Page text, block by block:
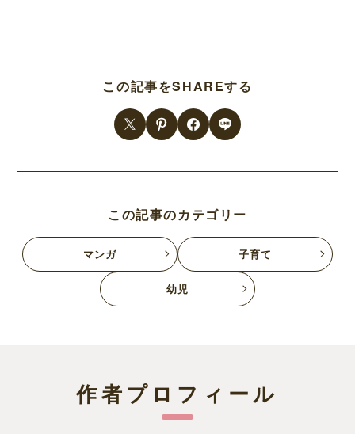
この記事をSHAREする
この記事のカテゴリー
マンガ 子育て
幼児
作者プロフィール